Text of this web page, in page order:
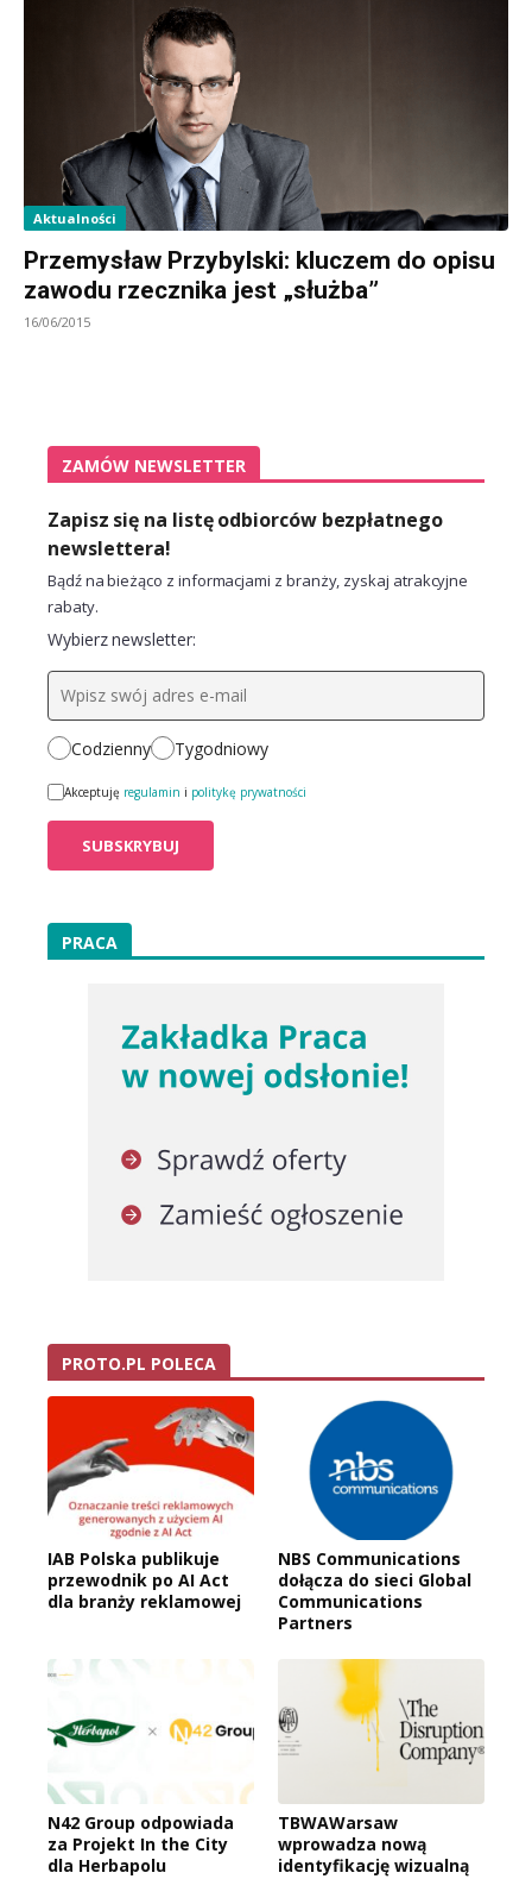
Aktualności
Przemysław Przybylski: kluczem do opisu
zawodu rzecznika jest „służba”
16/06/2015
ZAMÓW NEWSLETTER
Zapisz się na listę odbiorców bezpłatnego
newslettera!
Bądź na bieżąco z informacjami z branży, zyskaj atrakcyjne
rabaty.
Wybierz newsletter:
Codzienny Tygodniowy
Akceptuję regulamin i politykę prywatności
PRACA
PROTO.PL POLECA
IAB Polska publikuje
przewodnik po AI Act
dla branży reklamowej
NBS Communications
dołącza do sieci Global
Communications
Partners
N42 Group odpowiada
za Projekt In the City
dla Herbapolu
TBWAWarsaw
wprowadza nową
identyfikację wizualną